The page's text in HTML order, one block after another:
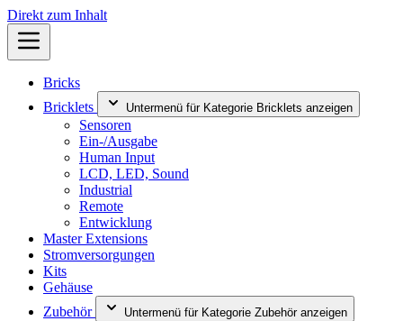
Direkt zum Inhalt
Bricks
Bricklets
Untermenü für Kategorie Bricklets anzeigen
Sensoren
Ein-/Ausgabe
Human Input
LCD, LED, Sound
Industrial
Remote
Entwicklung
Master Extensions
Stromversorgungen
Kits
Gehäuse
Zubehör
Untermenü für Kategorie Zubehör anzeigen